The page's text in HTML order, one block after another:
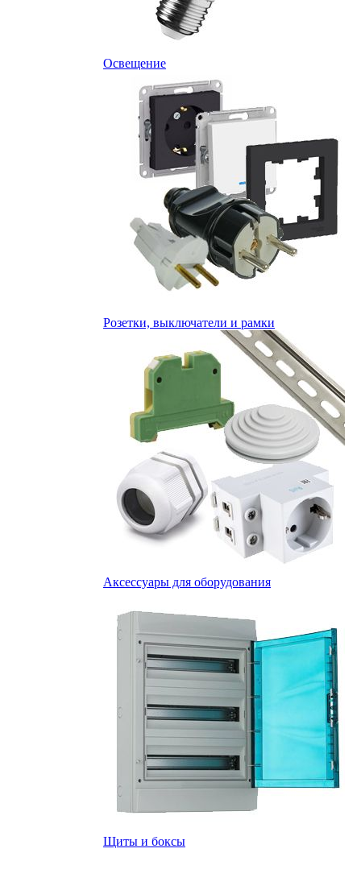
Освещение
Розетки, выключатели и рамки
Аксессуары для оборудования
Щиты и боксы